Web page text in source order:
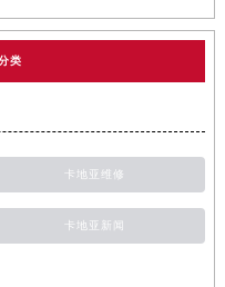
类
卡地亚维修
卡地亚新闻